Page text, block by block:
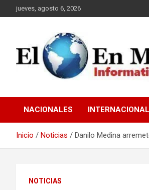
Saltar
al
jueves, agosto 6, 2026
NACIONALES
Inicio Noticias Danilo Medina
NOTICIAS